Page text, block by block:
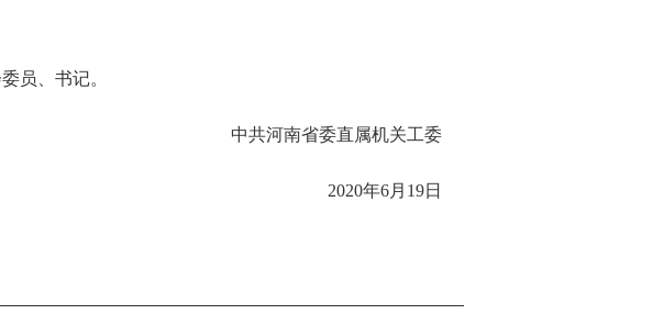
员、书记。
中共河南省委直属机关工委
2020年6月19日